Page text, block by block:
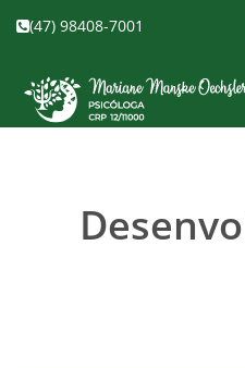
(47) 98408-7001